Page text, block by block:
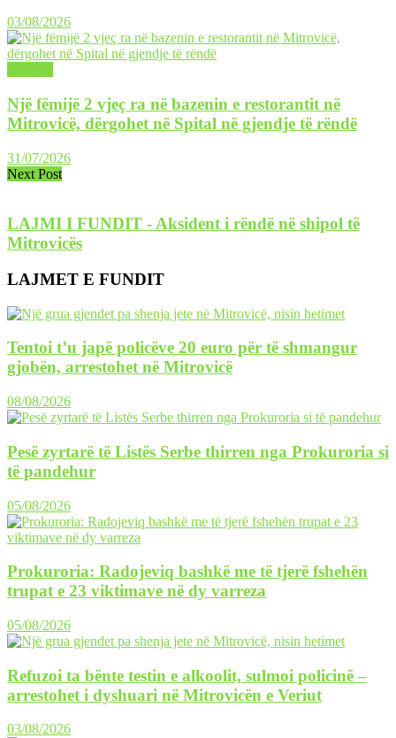
03/08/2026
Një fëmijë 2 vjeç ra në bazenin e restorantit në
Mitrovicë, dërgohet në Spital në gjendje të rëndë
31/07/2026
Next Post
LAJMI I FUNDIT - Aksident i rëndë në shipol të
Mitrovicës
LAJMET E FUNDIT
Tentoi t’u japë policëve 20 euro për të shmangur
gjobën, arrestohet në Mitrovicë
08/08/2026
Pesë zyrtarë të Listës Serbe thirren nga Prokuroria si
të pandehur
05/08/2026
Prokuroria: Radojeviq bashkë me të tjerë fshehën
trupat e 23 viktimave në dy varreza
05/08/2026
Refuzoi ta bënte testin e alkoolit, sulmoi policinë –
arrestohet i dyshuari në Mitrovicën e Veriut
03/08/2026